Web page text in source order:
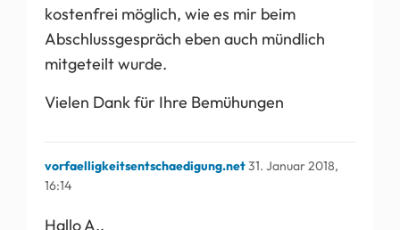
kostenfrei möglich, wie es mir beim
Abschlussgespräch eben auch mündlich
mitgeteilt wurde.
Vielen Dank für Ihre Bemühungen
vorfaelligkeitsentschaedigung.net31. Januar 2018,
16:14
Hallo A.,